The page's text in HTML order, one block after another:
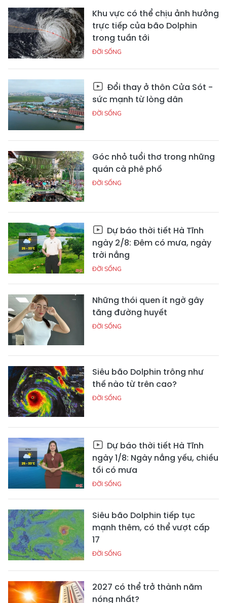
Khu vực có thể chịu ảnh hưởng
trực tiếp của bão Dolphin
trong tuần tới
ĐỜI SỐNG
Đổi thay ở thôn Cửa Sót -
sức mạnh từ lòng dân
ĐỜI SỐNG
Góc nhỏ tuổi thơ trong những
quán cà phê phố
ĐỜI SỐNG
Dự báo thời tiết Hà Tĩnh
ngày 2/8: Đêm có mưa, ngày
trời nắng
ĐỜI SỐNG
Những thói quen ít ngờ gây
tăng đường huyết
ĐỜI SỐNG
Siêu bão Dolphin trông như
thế nào từ trên cao?
ĐỜI SỐNG
Dự báo thời tiết Hà Tĩnh
ngày 1/8: Ngày nắng yếu, chiều
tối có mưa
ĐỜI SỐNG
Siêu bão Dolphin tiếp tục
mạnh thêm, có thể vượt cấp
17
ĐỜI SỐNG
2027 có thể trở thành năm
nóng nhất?